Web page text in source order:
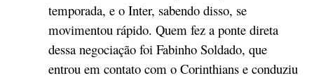
temporada, e o Inter, sabendo disso, se
movimentou rápido. Quem fez a ponte direta
dessa negociação foi Fabinho Soldado, que
entrou em contato com o Corinthians e conduziu